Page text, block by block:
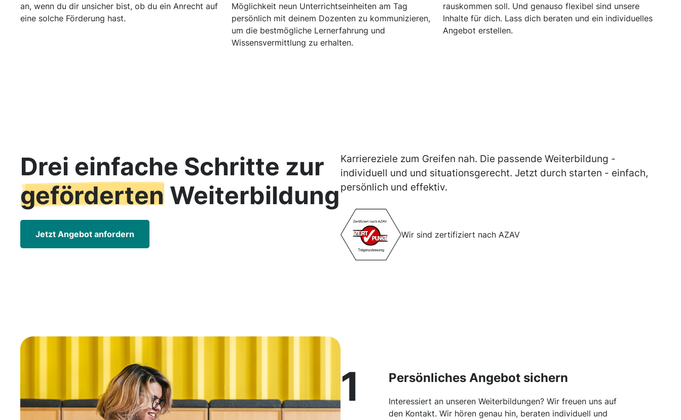
an, wenn du dir unsicher bist, ob du ein Anrecht auf
eine solche Förderung hast.
Möglichkeit neun Unterrichtseinheiten am Tag
persönlich mit deinem Dozenten zu kommunizieren,
um die bestmögliche Lernerfahrung und
Wissensvermittlung zu erhalten.
rauskommen soll. Und genauso flexibel sind unsere
Inhalte für dich. Lass dich beraten und ein individuelles
Angebot erstellen.
Drei einfache Schritte zur
geförderten Weiterbildung
Jetzt Angebot anfordern
Karriereziele zum Greifen nah. Die passende Weiterbildung -
individuell und und situationsgerecht. Jetzt durch starten - einfach,
persönlich und effektiv.
Wir sind zertifiziert nach AZAV
1 Persönliches Angebot sichern
Interessiert an unseren Weiterbildungen? Wir freuen uns auf
den Kontakt. Wir hören genau hin, beraten individuell und